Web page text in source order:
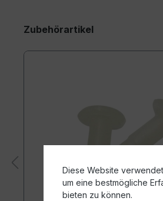
Zubehörartikel
Diese Website
um eine bestmögliche
bieten zu können.